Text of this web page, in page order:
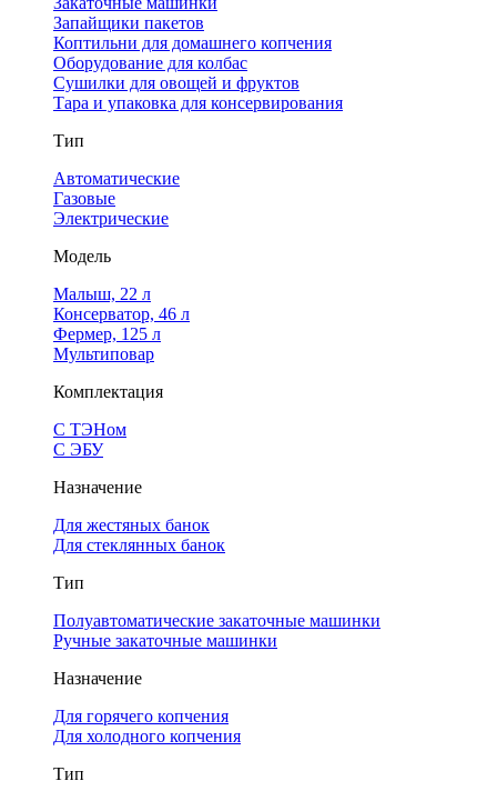
Запайщики пакетов
Коптильни для домашнего копчения
Оборудование для колбас
Сушилки для овощей и фруктов
Тара и упаковка для консервирования
Тип
Автоматические
Газовые
Электрические
Модель
Малыш, 22 л
Консерватор, 46 л
Фермер, 125 л
Мультиповар
Комплектация
С ТЭНом
С ЭБУ
Назначение
Для жестяных банок
Для стеклянных банок
Тип
Полуавтоматические закаточные машинки
Ручные закаточные машинки
Назначение
Для горячего копчения
Для холодного копчения
Тип